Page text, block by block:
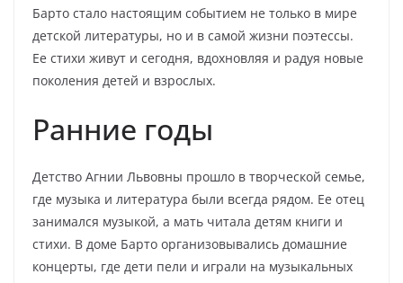
Барто стало настоящим событием не только в мире
детской литературы, но и в самой жизни поэтессы.
Ее стихи живут и сегодня, вдохновляя и радуя новые
поколения детей и взрослых.
Ранние годы
Детство Агнии Львовны прошло в творческой семье,
где музыка и литература были всегда рядом. Ее отец
занимался музыкой, а мать читала детям книги и
стихи. В доме Барто организовывались домашние
концерты, где дети пели и играли на музыкальных